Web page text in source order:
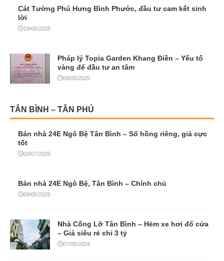
Cát Tường Phú Hưng Bình Phước, đầu tư cam kết sinh
lời
19/05/2025
Pháp lý Topia Garden Khang Điền – Yếu tố
vàng để đầu tư an tâm
09/05/2025
TÂN BÌNH – TÂN PHÚ
Bán nhà 24E Ngô Bệ Tân Bình – Sổ hồng riêng, giá cực
tốt
03/07/2025
Bán nhà 24E Ngô Bệ, Tân Bình – Chính chủ
09/05/2025
Nhà Cống Lỡ Tân Bình – Hẻm xe hơi đổ cửa
– Giá siêu rẻ chỉ 3 tỷ
07/05/2024